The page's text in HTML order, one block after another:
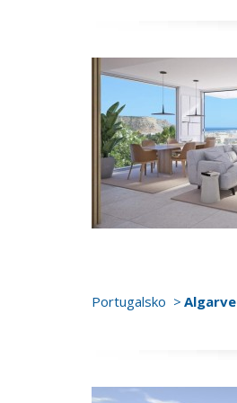
Portugalsko Algarve